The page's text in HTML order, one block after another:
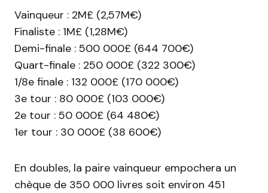
Vainqueur : 2M£ (2,57M€)
Finaliste : 1M£ (1,28M€)
Demi-finale : 500 000£ (644 700€)
Quart-finale : 250 000£ (322 300€)
1/8e finale : 132 000£ (170 000€)
3e tour : 80 000£ (103 000€)
2e tour : 50 000£ (64 480€)
1er tour : 30 000£ (38 600€)
En doubles, la paire vainqueur empochera un
chèque de 350 000 livres soit environ 451